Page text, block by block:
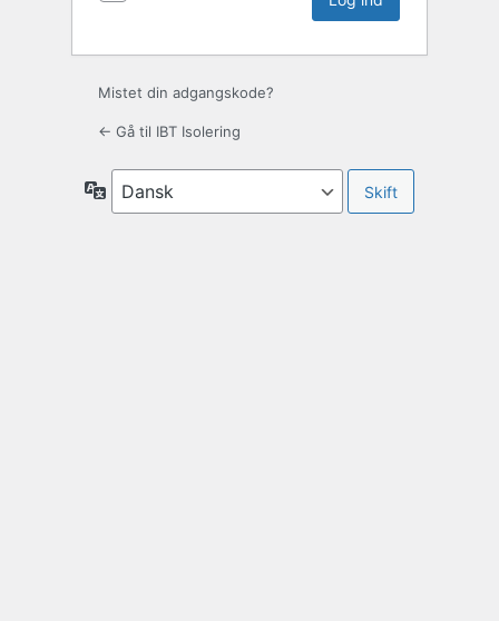
Mistet din adgangskode?
← Gå til IBT Isolering
Sprog